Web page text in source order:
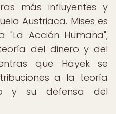
más influyentes y
Austriaca. Mises es
Acción Humana",
del dinero y del
que Hayek se
a la teoría
y su defensa del